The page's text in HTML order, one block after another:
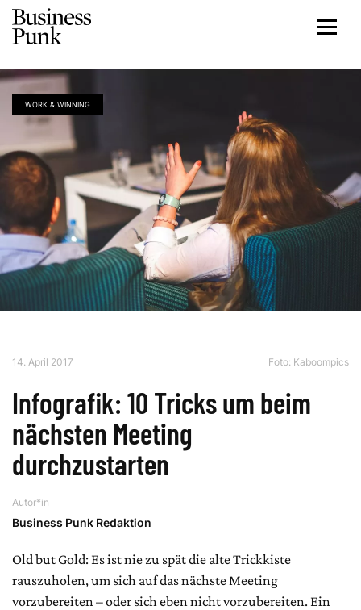
WORK & WINNING
14. April 2017 Foto: Kaboompics
Infografik: 10 Tricks um beim
nächsten Meeting
durchzustarten
Autor*in
Business Punk Redaktion
Old but Gold: Es ist nie zu spät die alte Trickkiste
rauszuholen, um sich auf das nächste Meeting
vorzubereiten – oder sich eben nicht vorzubereiten. Ein